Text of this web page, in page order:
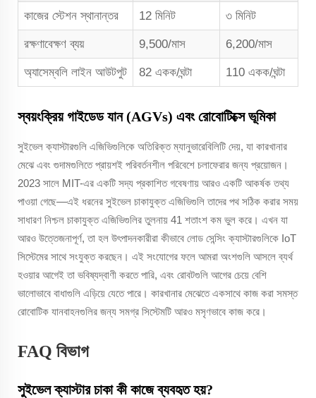
কাজের স্টেশন স্থানান্তর 12 মিনিট ৩ মিনিট
রক্ষণাবেক্ষণ ব্যয় 9,500/মাস 6,200/মাস
অ্যাসেম্বলি লাইন আউটপুট 82 একক/ঘন্টা 110 একক/ঘন্টা
স্বয়ংক্রিয় গাইডেড যান (AGVs) এবং রোবোটিক্সে ভূমিকা
সুইভেল ক্যাস্টারগুলি এজিভিগুলিকে অতিরিক্ত ম্যানুভারেবিলিটি দেয়, যা কারখানার
মেঝে এবং গুদামগুলিতে প্রায়শই পরিবর্তনশীল পরিবেশে চলাফেরার জন্য প্রয়োজন।
2023 সালে MIT-এর একটি সদ্য প্রকাশিত গবেষণায় আরও একটি আকর্ষক তথ্য
পাওয়া গেছে—এই ধরনের সুইভেল চাকাযুক্ত এজিভিগুলি তাদের পথ সঠিক করার সময়
সাধারণ নিশ্চল চাকাযুক্ত এজিভিগুলির তুলনায় 41 শতাংশ কম ভুল করে। এখন যা
আরও উত্তেজনাপূর্ণ, তা হল উৎপাদনকারীরা কীভাবে লোড সেন্সিং ক্যাস্টারগুলিকে IoT
সিস্টেমের সাথে সংযুক্ত করছেন। এই সংযোগের ফলে আমরা অংশগুলি আসলে ব্যর্থ
হওয়ার আগেই তা ভবিষ্যদ্বাণী করতে পারি, এবং রোবটগুলি আগের চেয়ে বেশি
ভালোভাবে বাধাগুলি এড়িয়ে যেতে পারে। কারখানার মেঝেতে একসাথে কাজ করা সমস্ত
রোবোটিক যানবাহনগুলির জন্য সমগ্র সিস্টেমটি আরও মসৃণভাবে কাজ করে।
FAQ বিভাগ
সুইভেল ক্যাস্টার চাকা কী কাজে ব্যবহৃত হয়?